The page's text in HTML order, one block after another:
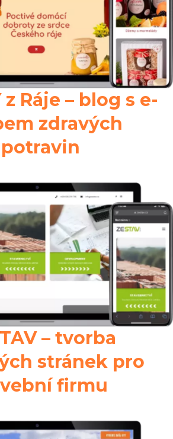
Ráje – blog s e-
zdravých
potravin
– tvorba
stránek pro
firmu